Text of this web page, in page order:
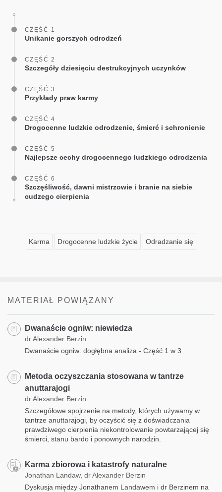
CZĘŚĆ 1
Unikanie gorszych odrodzeń
CZĘŚĆ 2
Szczegóły dziesięciu destrukcyjnych uczynków
CZĘŚĆ 3
Przykłady praw karmy
CZĘŚĆ 4
Drogocenne ludzkie odrodzenie, śmierć i schronienie
CZĘŚĆ 5
Najlepsze cechy drogocennego ludzkiego odrodzenia
CZĘŚĆ 6
Szczęśliwość, dawni mistrzowie i branie na siebie
cudzego cierpienia
Karma Drogocenne ludzkie życie Odradzanie się
MATERIAŁ POWIĄZANY
Dwanaście ogniw: niewiedza
dr Alexander Berzin
Dwanaście ogniw: dogłębna analiza - Część 1 w 3
Metoda oczyszczania stosowana w tantrze
anuttarajogi
dr Alexander Berzin
Szczegółowe spojrzenie na metody, których używamy w
tantrze anuttarajogi, by oczyścić się z doświadczania
prawdziwego cierpienia niekontrolowanie powtarzającej się
śmierci, stanu bardo i ponownych narodzin.
Karma zbiorowa i katastrofy naturalne
Jonathan Landaw, dr Alexander Berzin
Dyskusja między Jonathanem Landawem i dr Berzinem na